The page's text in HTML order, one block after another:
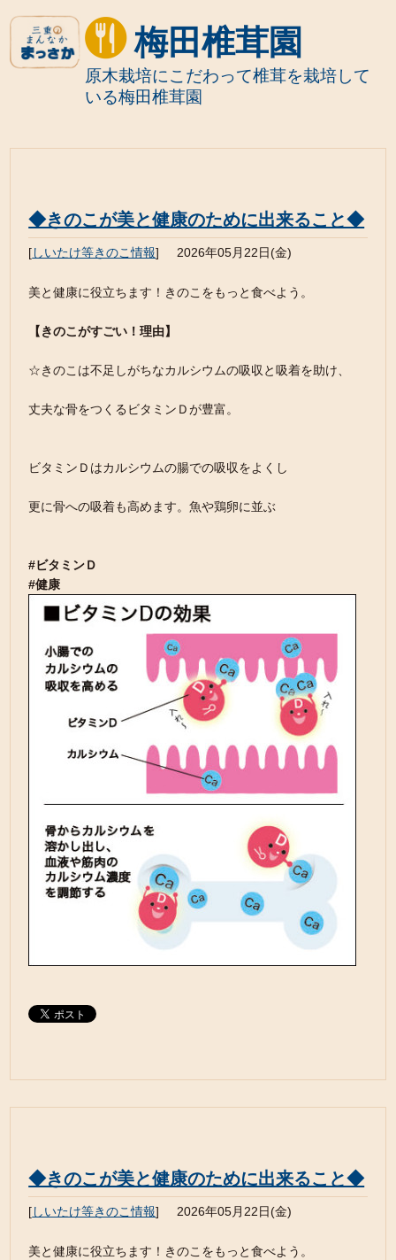
梅田椎茸園
原木栽培にこだわって椎茸を栽培して
いる梅田椎茸園
◆きのこが美と健康のために出来ること◆
[しいたけ等きのこ情報] 2026年05月22日(金)
美と健康に役立ちます！きのこをもっと食べよう。
【きのこがすごい！理由】
☆きのこは不足しがちなカルシウムの吸収と吸着を助け、
丈夫な骨をつくるビタミンＤが豊富。
ビタミンＤはカルシウムの腸での吸収をよくし
更に骨への吸着も高めます。魚や鶏卵に並ぶ
#ビタミンＤ
#健康
◆きのこが美と健康のために出来ること◆
[しいたけ等きのこ情報] 2026年05月22日(金)
美と健康に役立ちます！きのこをもっと食べよう。